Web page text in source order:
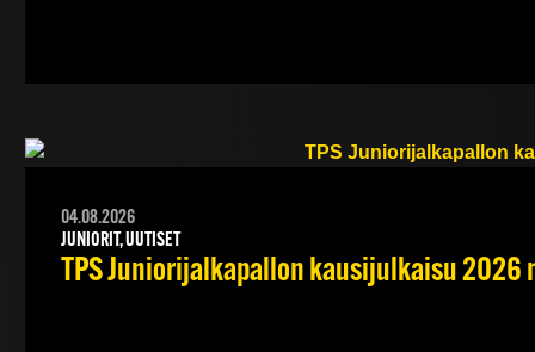
04.08.2026
JUNIORIT, UUTISET
TPS Juniorijalkapallon kausijulkaisu 2026